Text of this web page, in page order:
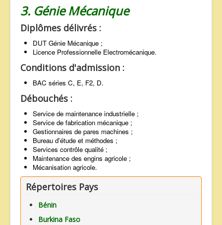
3. Génie Mécanique
Diplômes délivrés :
DUT Génie Mécanique ;
Licence Professionnelle Electromécanique.
Conditions d'admission :
BAC séries C, E, F2, D.
Débouchés :
Service de maintenance industrielle ;
Service de fabrication mécanique ;
Gestionnaires de pares machines ;
Bureau d'étude et méthodes ;
Services contrôle qualité ;
Maintenance des engins agricole ;
Mécanisation agricole.
Répertoires Pays
Bénin
Burkina Faso